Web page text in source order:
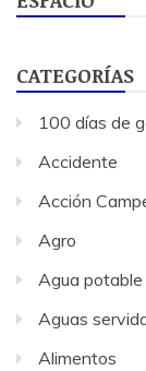
CATEGORÍAS
100 días de
Accidente
Acción
Agro
Agua potable
Aguas
Alimentos